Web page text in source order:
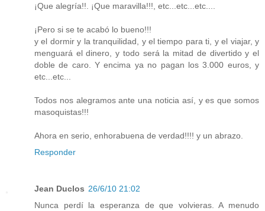
¡Que alegría!!. ¡Que maravilla!!!, etc...etc...etc....
¡Pero si se te acabó lo bueno!!!
y el dormir y la tranquilidad, y el tiempo para ti, y el viajar, y
menguará el dinero, y todo será la mitad de divertido y el
doble de caro. Y encima ya no pagan los 3.000 euros, y
etc...etc...
Todos nos alegramos ante una noticia así, y es que somos
masoquistas!!!
Ahora en serio, enhorabuena de verdad!!!! y un abrazo.
Responder
Jean Duclos 26/6/10 21:02
Nunca perdí la esperanza de que volvieras. A menudo